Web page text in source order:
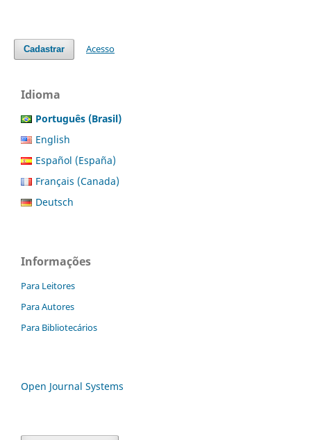
Cadastrar Acesso
Idioma
Português (Brasil)
English
Español (España)
Français (Canada)
Deutsch
Informações
Para Leitores
Para Autores
Para Bibliotecários
Open Journal Systems